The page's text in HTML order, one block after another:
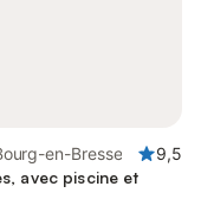
en-Bresse
9,5
avec piscine et